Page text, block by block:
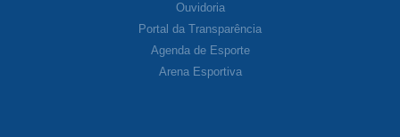
Ouvidoria
Portal da Transparência
Agenda de Esporte
Arena Esportiva